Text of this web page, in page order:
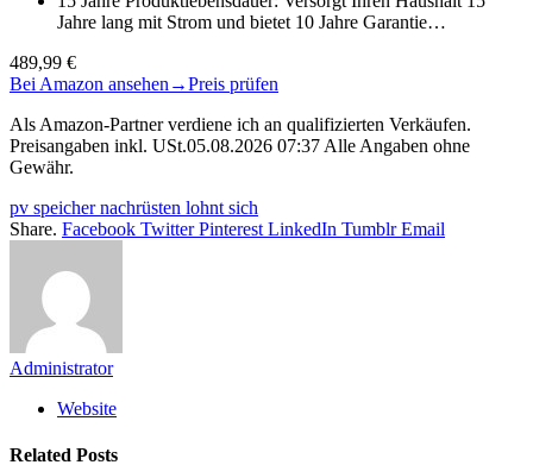
Jahre lang mit Strom und bietet 10 Jahre Garantie…
489,99 €
Bei Amazon ansehen →Preis prüfen
Als Amazon-Partner verdiene ich an qualifizierten Verkäufen.
Preisangaben inkl. USt.05.08.2026 07:37 Alle Angaben ohne
Gewähr.
pv speicher nachrüsten lohnt sich
Share. Facebook Twitter Pinterest LinkedIn Tumblr Email
Administrator
Website
Related Posts